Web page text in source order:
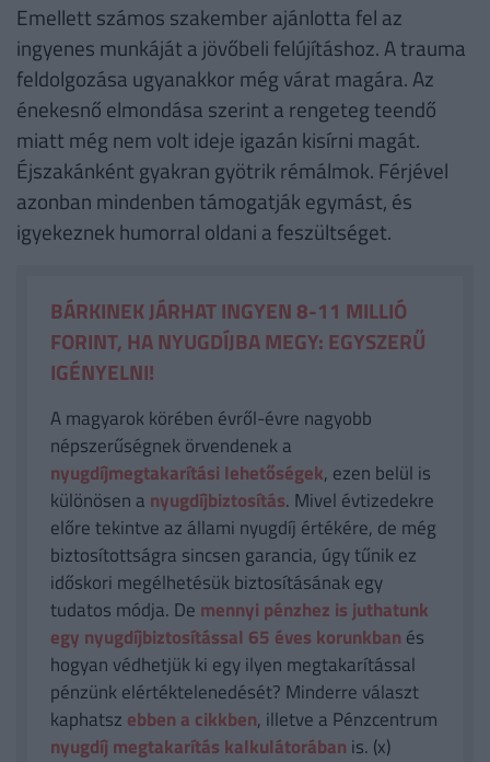
Emellett számos szakember ajánlotta fel az
ingyenes munkáját a jövőbeli felújításhoz. A trauma
feldolgozása ugyanakkor még várat magára. Az
énekesnő elmondása szerint a rengeteg teendő
miatt még nem volt ideje igazán kisírni magát.
Éjszakánként gyakran gyötrik rémálmok. Férjével
azonban mindenben támogatják egymást, és
igyekeznek humorral oldani a feszültséget.
BÁRKINEK JÁRHAT INGYEN 8-11 MILLIÓ
FORINT, HA NYUGDÍJBA MEGY: EGYSZERŰ
IGÉNYELNI!
A magyarok körében évről-évre nagyobb
népszerűségnek örvendenek a
nyugdíjmegtakarítási lehetőségek, ezen belül is
különösen a nyugdíjbiztosítás. Mivel évtizedekre
előre tekintve az állami nyugdíj értékére, de még
biztosítottságra sincsen garancia, úgy tűnik ez
időskori megélhetésük biztosításának egy
tudatos módja. De mennyi pénzhez is juthatunk
egy nyugdíjbiztosítással 65 éves korunkban és
hogyan védhetjük ki egy ilyen megtakarítással
pénzünk elértéktelenedését? Minderre választ
kaphatsz ebben a cikkben, illetve a Pénzcentrum
nyugdíj megtakarítás kalkulátorában is. (x)